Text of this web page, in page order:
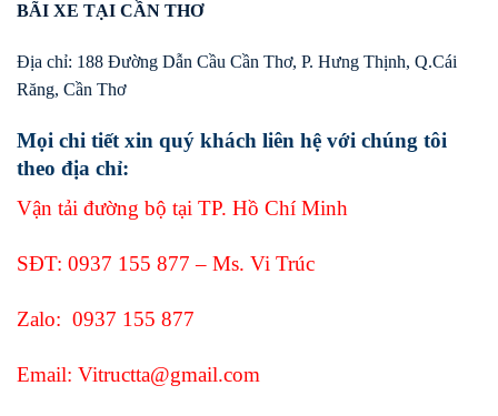
BÃI XE TẠI CẦN THƠ
Địa chỉ: 188 Đường Dẫn Cầu Cần Thơ, P. Hưng Thịnh, Q.Cái
Răng, Cần Thơ
Mọi chi tiết xin quý khách liên hệ với chúng tôi
theo địa chỉ:
Vận tải đường bộ tại TP. Hồ Chí Minh
SĐT: 0937 155 877 – Ms. Vi Trúc
Zalo: 0937 155 877
Email: Vitructta@gmail.com